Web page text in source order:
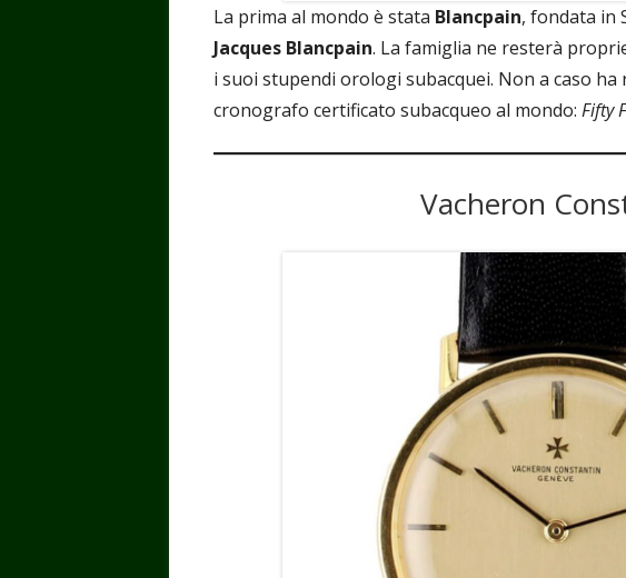
La prima al mondo è stata Blancpain, fondata in
Jacques Blancpain. La famiglia ne resterà
i suoi stupendi orologi subacquei. Non a caso
cronografo certificato subacqueo al mondo: Fifty
Vacheron